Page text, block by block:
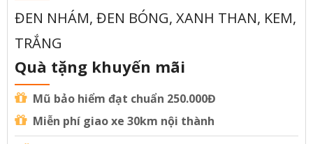
ĐEN NHÁM, ĐEN BÓNG, XANH THAN, KEM,
TRẮNG
Quà tặng khuyến mãi
Mũ bảo hiểm đạt chuẩn 250.000Đ
Miễn phí giao xe 30km nội thành